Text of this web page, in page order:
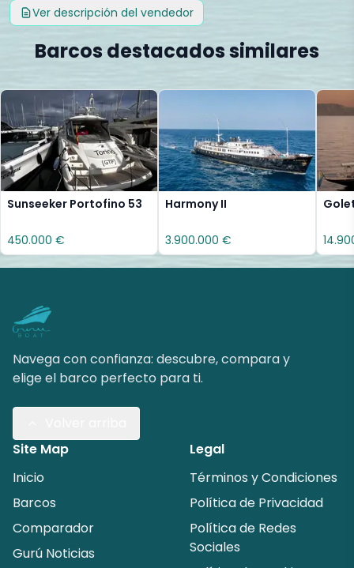
Ver descripción del vendedor
Barcos destacados similares
Sunseeker Portofino 53
450.000 €
Harmony II
3.900.000 €
Navega con confianza: descubre, compara y
elige el barco perfecto para ti.
Site Map
Inicio
Barcos
Comparador
Gurú Noticias
Legal
Términos y Condiciones
Política de Privacidad
Política de Redes
Sociales